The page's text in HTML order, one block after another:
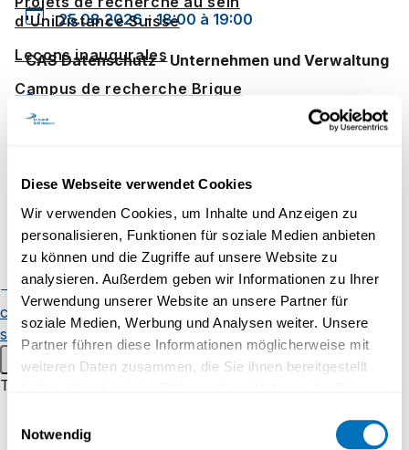
Diese Webseite verwendet Cookies
Wir verwenden Cookies, um Inhalte und Anzeigen zu
personalisieren, Funktionen für soziale Medien anbieten
zu können und die Zugriffe auf unsere Website zu
analysieren. Außerdem geben wir Informationen zu Ihrer
Verwendung unserer Website an unsere Partner für
soziale Medien, Werbung und Analysen weiter. Unsere
Partner führen diese Informationen möglicherweise mit
weiteren Daten zusammen, die Sie ihnen bereitgestellt
Notwendig
d'UniDistance Suisse
Leçons inaugurales
Campus de recherche Brigue
Notre engagement pour la
Coup de projecteur sur la
recherche
Collaborations internationales
Early-career researchers
Publications
Chercheuses et
chercheurs
scientifiques
Menu principal
Transfert de savoir
25.08.2026 - 18:00 à 19:00
CAS Datenschutz - Unternehmen und Verwaltung
En ligne
SÉANCE D'INFORMATION
25.08.2026 - 18:00 à 19:00
Weiterbildungskurs KI-Regulierung und AI
Governance
En ligne
HISTOIRE